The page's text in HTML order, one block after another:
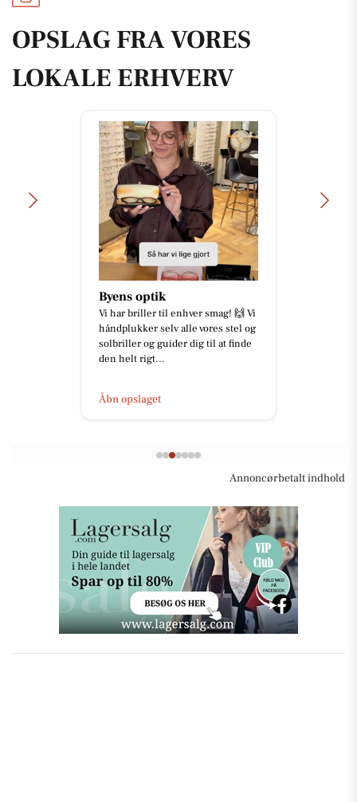
OPSLAG FRA VORES
LOKALE ERHVERV
Byens optik
Vi har briller til enhver smag! 🙌 Vi
håndplukker selv alle vores stel og
solbriller og guider dig til at finde
den helt rigt...
Åbn opslaget
Annoncørbetalt indhold